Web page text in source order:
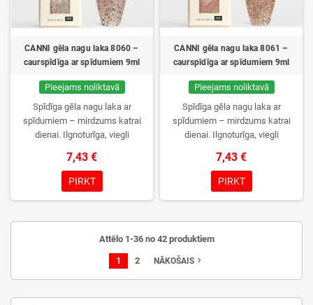
CANNI gēla nagu laka 8060 –
caurspīdīga ar spīdumiem 9ml
Pieejams noliktavā
Spīdīga gēla nagu laka ar
spīdumiem – mirdzums katrai
dienai. Ilgnoturīga, viegli
prasībām.
7,43 €
PIRKT
CANNI gēla nagu laka 8061 –
caurspīdīga ar spīdumiem 9ml
Pieejams noliktavā
Spīdīga gēla nagu laka ar
spīdumiem – mirdzums katrai
dienai. Ilgnoturīga, viegli
prasībām.
7,43 €
PIRKT
Attēlo 1-36 no 42 produktiem
1 2 NĀKOŠAIS navigate_next